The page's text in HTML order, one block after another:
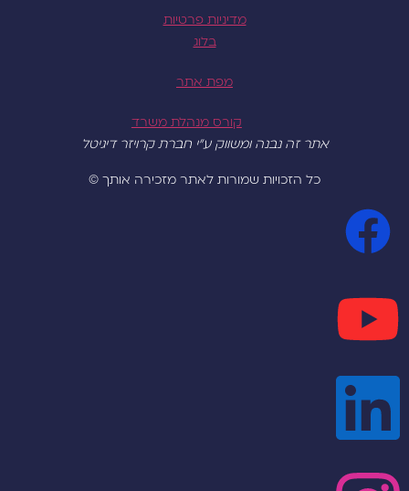
מדיניות פרטיות
מפת אתר
קורס מנהלת משרד
אתר זה נבנה ומשווק ע"י חברת קרויזר דיגיטל
כל הזכויות שמורות לאתר מזכירה אותך ©